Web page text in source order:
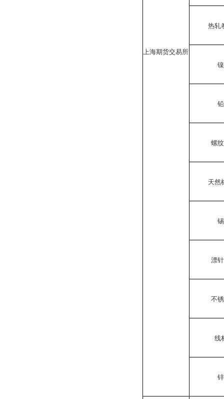
上海期货交易所
热轧
镍
铅
螺
天然
锡
漂
不
线
锌